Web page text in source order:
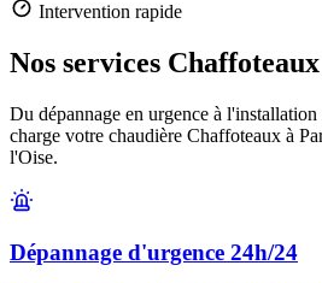
Intervention rapide
Nos services Chaffoteaux
Du dépannage en urgence à
charge votre chaudière Chaffoteaux à
l'Oise.
Dépannage d'urgence 24h/24